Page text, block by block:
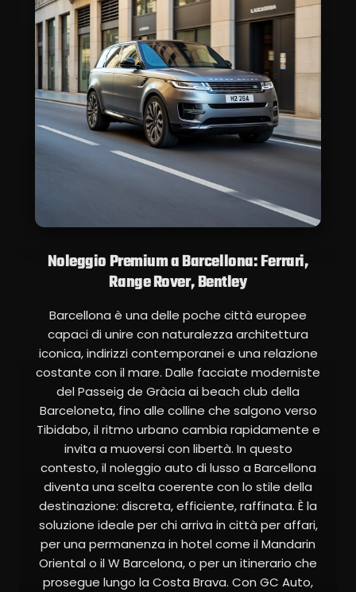
Noleggio Premium a Barcellona: Ferrari,
Range Rover, Bentley
Barcellona è una delle poche città europee
capaci di unire con naturalezza architettura
iconica, indirizzi contemporanei e una relazione
costante con il mare. Dalle facciate moderniste
del Passeig de Gràcia ai beach club della
Barceloneta, fino alle colline che salgono verso
Tibidabo, il ritmo urbano cambia rapidamente e
invita a muoversi con libertà. In questo
contesto, il noleggio auto di lusso a Barcellona
diventa una scelta coerente con lo stile della
destinazione: discreta, efficiente, raffinata. È la
soluzione ideale per chi arriva in città per affari,
per una permanenza in hotel come il Mandarin
Oriental o il W Barcelona, o per un itinerario che
prosegue lungo la Costa Brava. Con GC Auto,